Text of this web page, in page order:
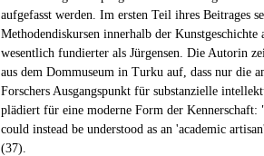
aufgefasst werden. Im ersten Teil ihres Beitrages
Methodendiskursen innerhalb der
wesentlich fundierter als Jürgensen. Die Autorin
aus dem Dommuseum in Turku auf, dass nur die
Forschers Ausgangspunkt für substanzielle
plädiert für eine moderne Form der
could instead be understood as an 'academic
(37).